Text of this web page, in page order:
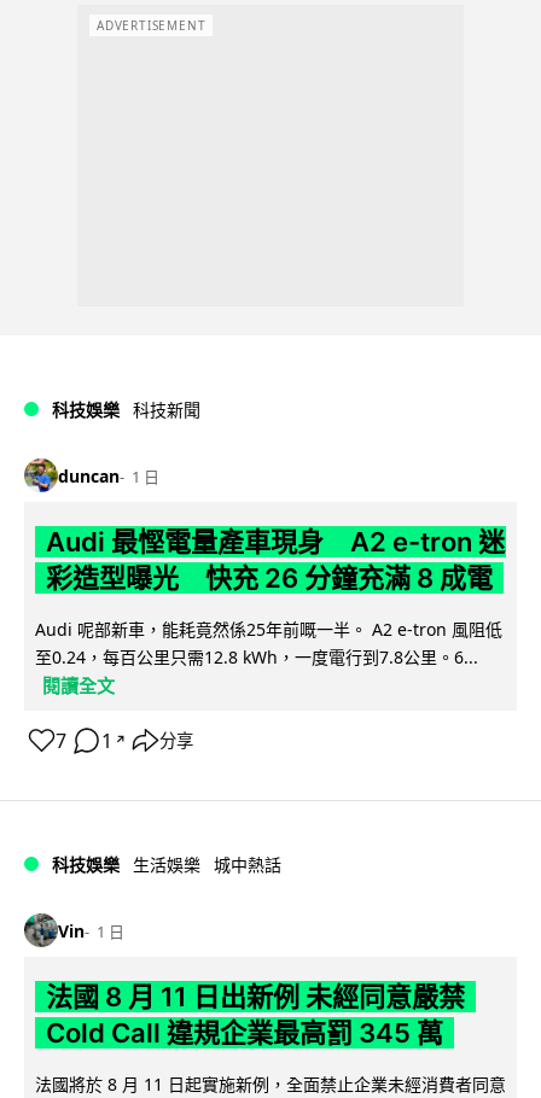
ADVERTISEMENT
科技娛樂 科技新聞
duncan 1 日
Audi 最慳電量產車現身 A2 e-tron 迷
彩造型曝光 快充 26 分鐘充滿 8 成電
Audi 呢部新車，能耗竟然係25年前嘅一半。 A2 e-tron 風阻低
至0.24，每百公里只需12.8 kWh，一度電行到7.8公里。6...
閱讀全文
7 1 ↗ 分享
科技娛樂 生活娛樂 城中熱話
Vin 1 日
法國 8 月 11 日出新例 未經同意嚴禁
Cold Call 違規企業最高罰 345 萬
法國將於 8 月 11 日起實施新例，全面禁止企業未經消費者同意